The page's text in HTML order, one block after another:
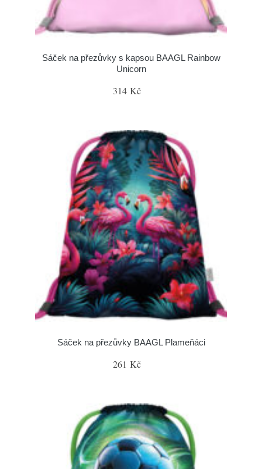
Sáček na přezůvky s kapsou BAAGL Rainbow
Unicorn
314 Kč
Sáček na přezůvky BAAGL Plameňáci
261 Kč